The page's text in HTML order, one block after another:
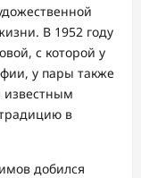
В 1952 году
с которой у
у пары также
известным
в
добился